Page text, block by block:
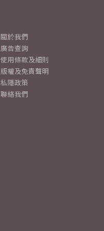
關於我們
廣告查詢
使用條款及細則
版權及免責聲明
私隱政策
聯絡我們